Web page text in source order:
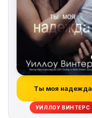
Ты моя надежда
УИЛЛОУ ВИНТЕРС